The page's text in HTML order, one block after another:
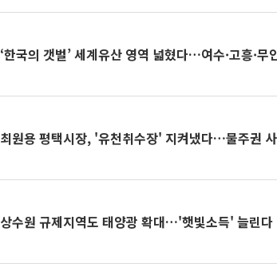
‘한국의 갯벌’ 세계유산 영역 넓혔다…여수·고흥·무
최원용 평택시장, '유천취수장' 지켜냈다…물주권
상수원 규제지역도 태양광 확대…'햇빛소득' 늘린다